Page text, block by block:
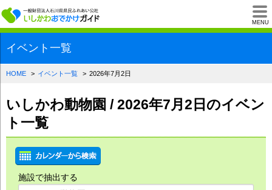
MENU
一般財団法人石川
イベント一覧
HOME イベント一覧 2026年7月2日
いしかわ動物園 / 2026年7月2日のイベン
ト一覧
施設で抽出する